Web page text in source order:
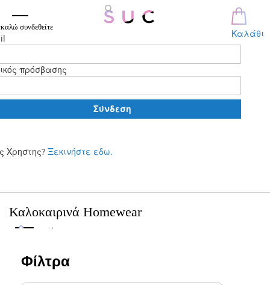
Καλάθι
συνδεθείτε
πρόσβασης
Σύνδεση
Χρηστης? Ξεκινήστε εδω.
περιεχόμενο
Καλοκαιρινά Homewear
Φίλτρα
Φίλτρα